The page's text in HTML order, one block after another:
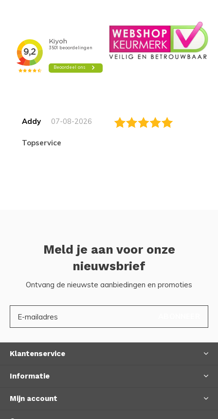
Addy 07-08-2026
topservice
Meld je aan voor onze
nieuwsbrief
Ontvang de nieuwste aanbiedingen en promoties
Klantenservice
Informatie
Mijn account